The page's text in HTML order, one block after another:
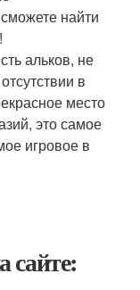
найти
альков, не
в
место
это самое
игровое в
сайте: